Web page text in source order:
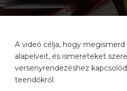
A videó célja, hogy
alapelveit, és ismereteket
versenyrendezéshez
teendőkről.